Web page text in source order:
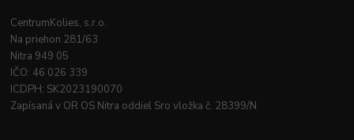
CentrumKolies, s.r.o.
Na priehon 281/63
Nitra 949 05
IČO: 46 026 339
ICDPH: SK2023190070
Zapísaná v OR OS Nitra oddiel Sro vložka č. 28399/N